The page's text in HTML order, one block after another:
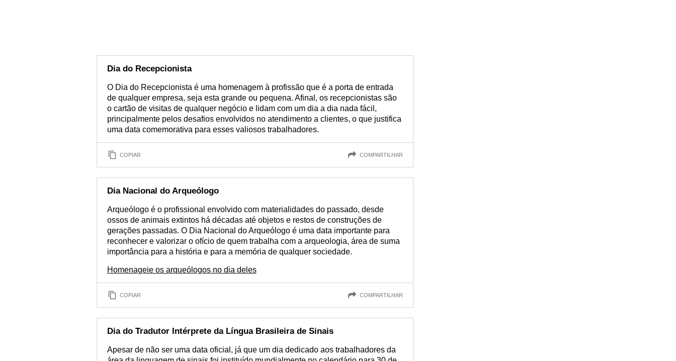
Dia do Recepcionista
O Dia do Recepcionista é uma homenagem à profissão que é a porta de entrada
de qualquer empresa, seja esta grande ou pequena. Afinal, os recepcionistas são
o cartão de visitas de qualquer negócio e lidam com um dia a dia nada fácil,
principalmente pelos desafios envolvidos no atendimento a clientes, o que justifica
uma data comemorativa para esses valiosos trabalhadores.
COPIAR COMPARTILHAR
Dia Nacional do Arqueólogo
Arqueólogo é o profissional envolvido com materialidades do passado, desde
ossos de animais extintos há décadas até objetos e restos de construções de
gerações passadas. O Dia Nacional do Arqueólogo é uma data importante para
reconhecer e valorizar o ofício de quem trabalha com a arqueologia, área de suma
importância para a história e para a memória de qualquer sociedade.
Homenageie os arqueólogos no dia deles
COPIAR COMPARTILHAR
Dia do Tradutor Intérprete da Língua Brasileira de Sinais
Apesar de não ser uma data oficial, já que um dia dedicado aos trabalhadores da